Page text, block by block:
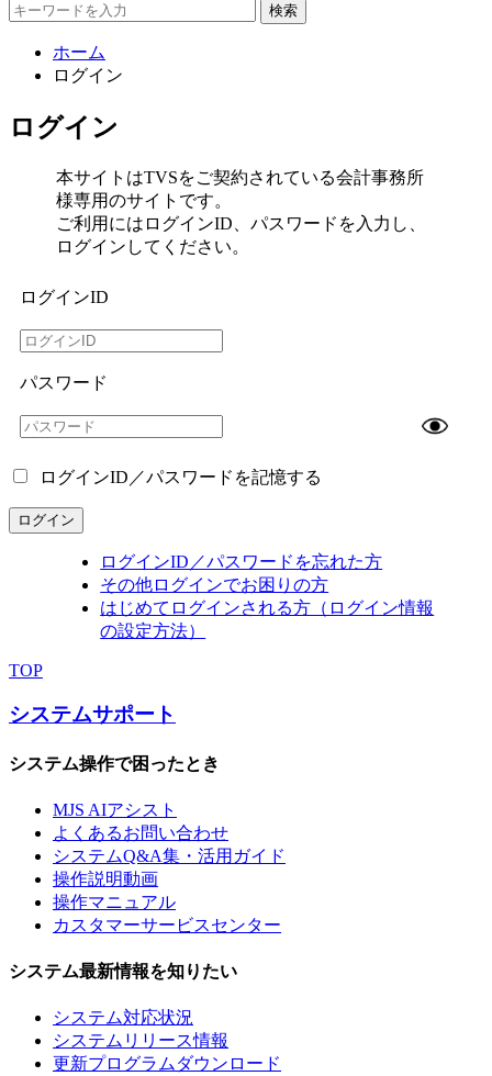
検索
ホーム
ログイン
ログイン
本サイトはTVSをご契約されている会計事務所
様専用のサイトです。
ご利用にはログインID、パスワードを入力し、
ログインしてください。
ログインID
パスワード
ログインID／パスワードを記憶する
ログイン
ログインID／パスワードを忘れた方
その他ログインでお困りの方
はじめてログインされる方（ログイン情報
の設定方法）
TOP
システムサポート
システム操作で困ったとき
MJS AIアシスト
よくあるお問い合わせ
システムQ&A集・活用ガイド
操作説明動画
操作マニュアル
カスタマーサービスセンター
システム最新情報を知りたい
システム対応状況
システムリリース情報
更新プログラムダウンロード